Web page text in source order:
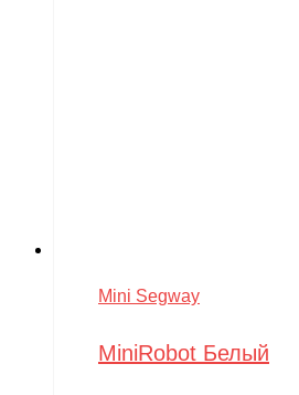
Mini Segway
MiniRobot Белый